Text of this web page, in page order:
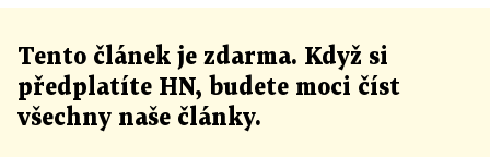
Tento článek je zdarma. Když si
předplatíte HN, budete moci číst
všechny naše články.